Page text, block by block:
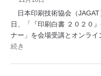
日本印刷技術協会（JAGAT
日、「『印刷白書 ２０２０
ナー」を会場受講とオンライ
続き